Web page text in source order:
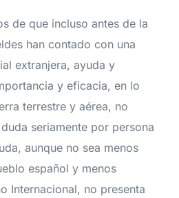
de que incluso antes de la
han contado con una
extranjera, ayuda y
y eficacia, en lo
terrestre y aérea, no
seriamente por persona
aunque no sea menos
español y menos
Internacional, no presenta